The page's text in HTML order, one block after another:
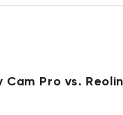
Pro vs.